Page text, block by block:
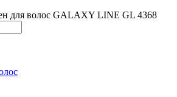
для волос GALAXY LINE GL 4368